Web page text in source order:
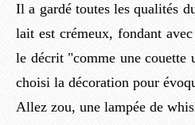
Il a gardé toutes les qualités
lait est crémeux, fondant
le décrit "comme une
choisi la décoration pour
Allez zou, une lampée de